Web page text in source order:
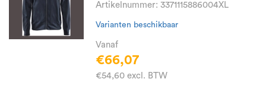
Artikelnummer: 3371115886004XL
Varianten beschikbaar
Vanaf
€66,07
€54,60 excl. BTW